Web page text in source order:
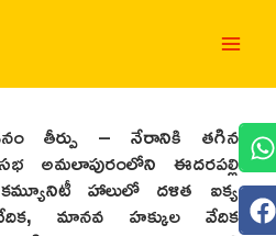
తీర్పు – నేరానికి తగిన
అమలాపురంలోని ఈదరపల్లి
హాలులో దళిత ఐక్య
మానవ హక్కుల వేదిక